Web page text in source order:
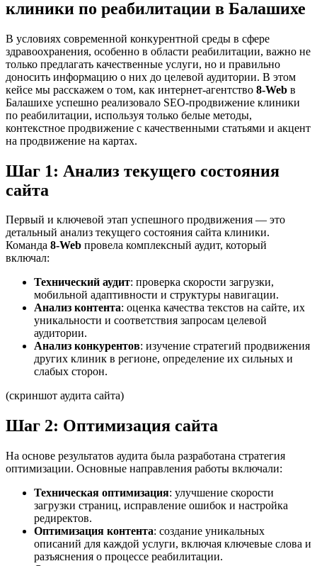
клиники по реабилитации в Балашихе
В условиях современной конкурентной среды в сфере
здравоохранения, особенно в области реабилитации, важно не
только предлагать качественные услуги, но и правильно
доносить информацию о них до целевой аудитории. В этом
кейсе мы расскажем о том, как интернет-агентство 8-Web в
Балашихе успешно реализовало SEO-продвижение клиники
по реабилитации, используя только белые методы,
контекстное продвижение с качественными статьями и акцент
на продвижение на картах.
Шаг 1: Анализ текущего состояния
сайта
Первый и ключевой этап успешного продвижения — это
детальный анализ текущего состояния сайта клиники.
Команда 8-Web провела комплексный аудит, который
включал:
Технический аудит: проверка скорости загрузки,
мобильной адаптивности и структуры навигации.
Анализ контента: оценка качества текстов на сайте, их
уникальности и соответствия запросам целевой
аудитории.
Анализ конкурентов: изучение стратегий продвижения
других клиник в регионе, определение их сильных и
слабых сторон.
(скриншот аудита сайта)
Шаг 2: Оптимизация сайта
На основе результатов аудита была разработана стратегия
оптимизации. Основные направления работы включали:
Техническая оптимизация: улучшение скорости
загрузки страниц, исправление ошибок и настройка
редиректов.
Оптимизация контента: создание уникальных
описаний для каждой услуги, включая ключевые слова и
разъяснения о процессе реабилитации.